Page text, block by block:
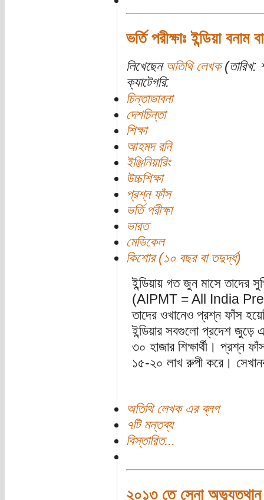
ভর্তি পরীক্ষাঃ ইন্ডিয়া বনাম
লিখেছেন অতিথি লেখক(তারিখ:
ক্যাটেগরি:
চিন্তাভাবনা
দেশচিন্তা
শিক্ষা
আহমদ রনি
ইঞ্জিনিয়ারিং
উচ্চশিক্ষা
প্রশ্ন ফাঁস
ভর্তি পরীক্ষা
ভারত
মেডিকেল
কিশোর (১০ বছর বা তদুর্দ্ধ)
ইন্ডিয়ায় গত জুন মাসে তাদের
(AIPMT = All India Pre
তাদের ওখানেও প্রশ্ন ফাঁস
ইন্ডিয়ার সবগুলো প্রদেশ জুড়ে
৩০ হাজার শিক্ষার্থী। প্রশ্ন
১৫-২০ লাখ রুপী করে।
অতিথি লেখক এর ব্লগ
৭টি মন্তব্য
বিস্তারিত...
২০১৩ তে সেনা অভ্যুত্থান